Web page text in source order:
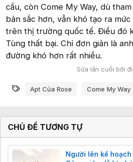
cầu, còn Come My Way, dù
bản sắc hơn, vẫn khó tạo ra
trên thị trường quốc tế. Điều đó
Tùng thất bại. Chỉ đơn giản là
đường khó hơn rất nhiều.
Sửa lần cuối bởi
Từ khóa
Apt Của Rose Come My Way
CHỦ ĐỀ TƯƠNG TỰ
Người lên kế